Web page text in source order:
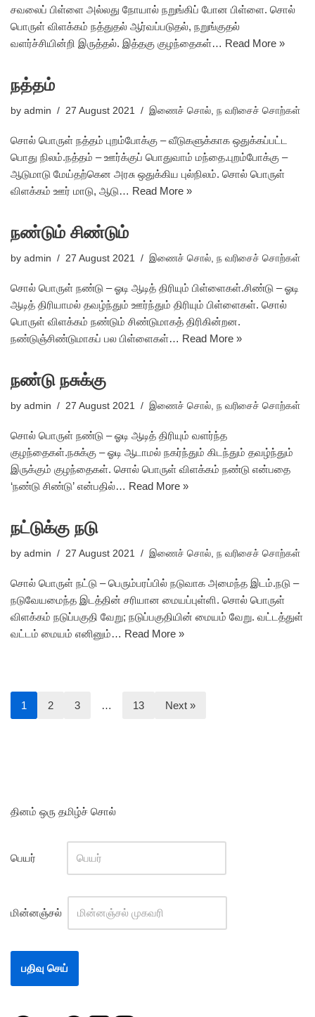
சவலைப் பிள்ளை அல்லது நோயால் நறுங்கிப் போன பிள்ளை. சொல்
பொருள் விளக்கம் நத்துதல் ஆர்வப்படுதல், நறுங்குதல்
வளர்ச்சியின்றி இருத்தல். இத்தகு குழந்தைகள்… Read More »
நத்தம்
by admin 27 August 2021 இணைச் சொல், ந வரிசைச் சொற்கள்
சொல் பொருள் நத்தம் புறம்போக்கு – வீடுகளுக்காக ஒதுக்கப்பட்ட
பொது நிலம்.நத்தம் – ஊர்க்குப் பொதுவாம் மந்தை.புறம்போக்கு –
ஆடுமாடு மேய்தற்கென அரசு ஒதுக்கிய புல்நிலம். சொல் பொருள்
விளக்கம் ஊர் மாடு, ஆடு… Read More »
நண்டும் சிண்டும்
by admin 27 August 2021 இணைச் சொல், ந வரிசைச் சொற்கள்
சொல் பொருள் நண்டு – ஓடி ஆடித் திரியும் பிள்ளைகள்.சிண்டு – ஓடி
ஆடித் திரியாமல் தவழ்ந்தும் ஊர்ந்தும் திரியும் பிள்ளைகள். சொல்
பொருள் விளக்கம் நண்டும் சிண்டுமாகத் திரிகின்றன.
நண்டுஞ்சிண்டுமாகப் பல பிள்ளைகள்… Read More »
நண்டு நசுக்கு
by admin 27 August 2021 இணைச் சொல், ந வரிசைச் சொற்கள்
சொல் பொருள் நண்டு – ஓடி ஆடித் திரியும் வளர்ந்த
குழந்தைகள்.நசுக்கு – ஓடி ஆடாமல் நகர்ந்தும் கிடந்தும் தவழ்ந்தும்
இருக்கும் குழந்தைகள். சொல் பொருள் விளக்கம் நண்டு என்பதை
‘நண்டு சிண்டு’ என்பதில்… Read More »
நட்டுக்கு நடு
by admin 27 August 2021 இணைச் சொல், ந வரிசைச் சொற்கள்
சொல் பொருள் நட்டு – பெரும்பரப்பில் நடுவாக அமைந்த இடம்.நடு –
நடுவேயமைந்த இடத்தின் சரியான மையப்புள்ளி. சொல் பொருள்
விளக்கம் நடுப்பகுதி வேறு; நடுப்பகுதியின் மையம் வேறு. வட்டத்துள்
வட்டம் மையம் எனினும்… Read More »
1 2 3 … 13 Next »
தினம் ஒரு தமிழ்ச் சொல்
பெயர்
மின்னஞ்சல்